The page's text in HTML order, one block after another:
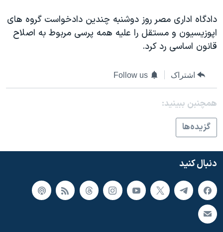
نرگس محمدی برنده جایزه نوبل صلح
همایش محافظه‌کاران آمریکا «سی‌پک»
سفر پرزیدنت ترامپ به چین
دادگاه اداری مصر روز دوشنبه چندين دادخواست گروه های
اپوزيسيون و مستقل را عليه همه پرسی مربوط به اصلاح
قانون اساسی رد کرد.
اشتراک Follow us
همچنبن ببینید:
گزيده‌ها
دنبال کنید